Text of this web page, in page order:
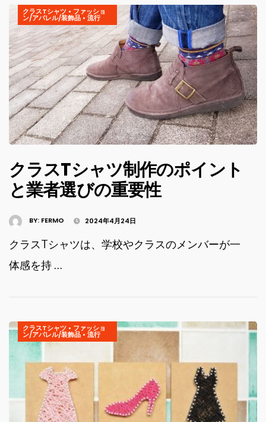
クラスTシャツ • ファッショ
ン/アパレル/装飾品 • 流行
クラスTシャツ制作のポイント
と業者選びの重要性
BY: FERMO 2024年4月24日
クラスTシャツは、学校やクラスのメンバーが一
体感を持 …
クラスTシャツ • ファッショ
ン/アパレル/装飾品 • 流行